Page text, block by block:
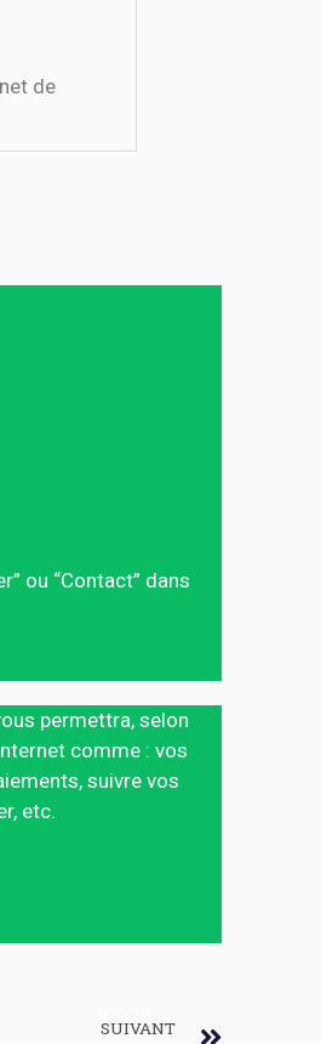
de
ou “Contact” dans
permettra, selon
comme : vos
suivre vos
etc.
SUIVANT